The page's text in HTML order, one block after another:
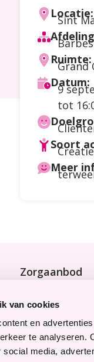
van cookies
en
te analyseren.
media,
Locatie:
Sint
Ruimte:
Grand
Datum:
9
tot
Soort
Meer
Zorgaanbod
Tijdelijke zorg
Snel naar